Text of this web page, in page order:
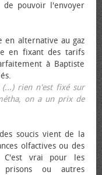
pouvoir l'envoyer
en alternative au gaz
en fixant des tarifs
à Baptiste
rien n'est fixé sur
on a un prix de
soucis vient de la
olfactives ou des
C'est vrai pour les
prisons ou autres